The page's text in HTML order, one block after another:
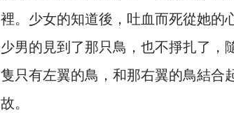
裡。少女的知道後，吐血而死從她的
少男的見到了那只鳥，也不掙扎了，
隻只有左翼的鳥，和那右翼的鳥結合
故。